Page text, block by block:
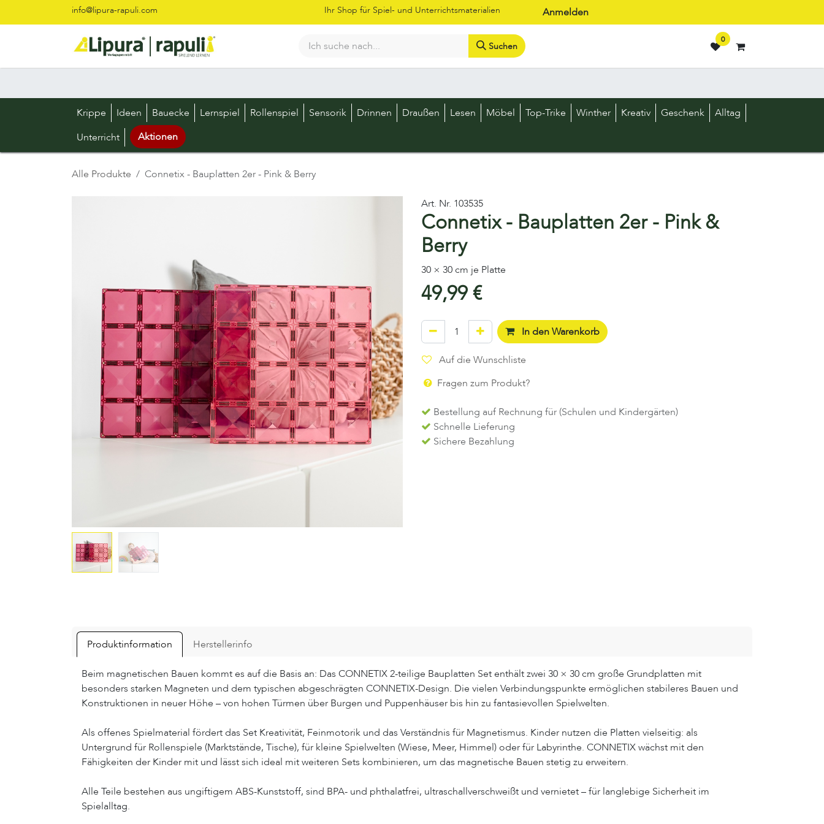
Zum Inhalt springeninfo@lipura-rapuli.com Ihr Shop für Spiel- und Unterrichtsmaterialien Anmelden
Suchen
0
Krippe Ideen Bauecke Lernspiel Rollenspiel Sensorik Drinnen Draußen Lesen Möbel Top-Trike Winther Kreativ Geschenk
Alltag
Unterricht
Aktionen
Alle Produkte Connetix - Bauplatten 2er - Pink & Berry
Art. Nr. 103535
Connetix - Bauplatten 2er - Pink &
Berry
30 × 30 cm je Platte
49,99€
In den Warenkorb
Auf die Wunschliste
Fragen zum Produkt?
Bestellung auf Rechnung für (Schulen und Kindergärten)
Schnelle Lieferung
Sichere Bezahlung
Produktinformation Herstellerinfo
Beim magnetischen Bauen kommt es auf die Basis an: Das CONNETIX 2-teilige Bauplatten Set enthält zwei 30 × 30 cm große Grundplatten mit
besonders starken Magneten und dem typischen abgeschrägten CONNETIX-Design. Die vielen Verbindungspunkte ermöglichen stabileres Bauen und
Konstruktionen in neuer Höhe – von hohen Türmen über Burgen und Puppenhäuser bis hin zu fantasievollen Spielwelten.
Als offenes Spielmaterial fördert das Set Kreativität, Feinmotorik und das Verständnis für Magnetismus. Kinder nutzen die Platten vielseitig: als
Untergrund für Rollenspiele (Marktstände, Tische), für kleine Spielwelten (Wiese, Meer, Himmel) oder für Labyrinthe. CONNETIX wächst mit den
Fähigkeiten der Kinder mit und lässt sich ideal mit weiteren Sets kombinieren, um das magnetische Bauen stetig zu erweitern.
Alle Teile bestehen aus ungiftigem ABS-Kunststoff, sind BPA- und phthalatfrei, ultraschallverschweißt und vernietet – für langlebige Sicherheit im
Spielalltag.